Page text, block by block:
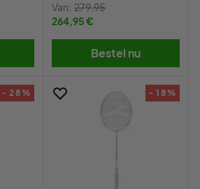
Van: 279,95
264,95 €
Bestel nu
- 28% - 18%